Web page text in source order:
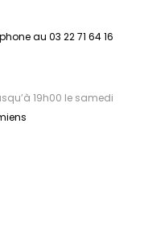
au 03 22 71 64 16
19h00 le samedi